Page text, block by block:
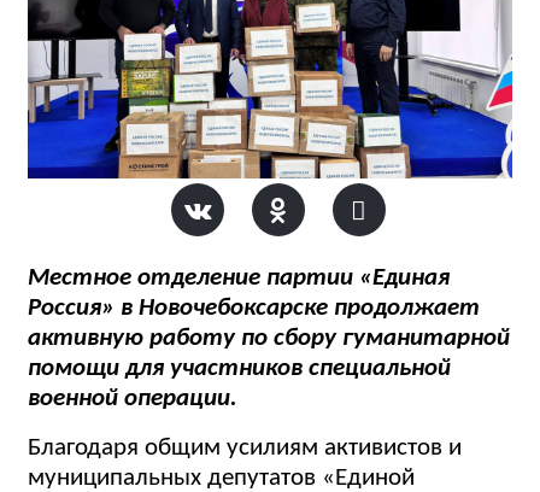
Местное отделение партии «Единая
Россия» в Новочебоксарске продолжает
активную работу по сбору гуманитарной
помощи для участников специальной
военной операции.
Благодаря общим усилиям активистов и
муниципальных депутатов «Единой